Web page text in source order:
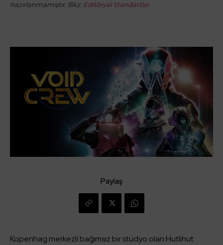
hazırlanmamıştır. Bkz: Editöryal Standartlar
Paylaş
Kopenhag merkezli bağımsız bir stüdyo olan Hutlihut